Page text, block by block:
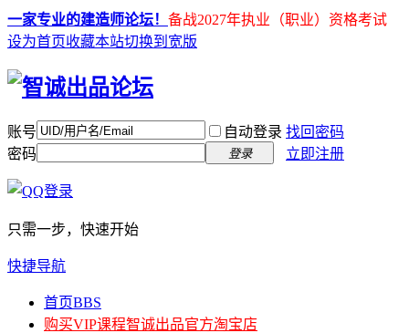
一家专业的建造师论坛！ 备战2027年执业（职业）资格考试
设为首页收藏本站切换到宽版
账号 自动登录 找回密码
密码
登录 立即注册
只需一步，快速开始
快捷导航
首页BBS
购买VIP课程智诚出品官方淘宝店